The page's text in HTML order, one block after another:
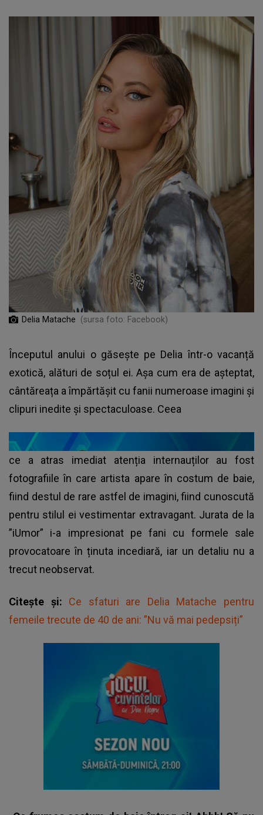
Delia Matache (sursa foto: Facebook)
Începutul anului o găsește pe Delia într-o vacanță
exotică, alături de soțul ei. Așa cum era de așteptat,
cântăreața a împărtășit cu fanii numeroase imagini și
clipuri inedite și spectaculoase. Ceea
ce a atras imediat atenția internauților au fost
fotografiile în care artista apare în costum de baie,
fiind destul de rare astfel de imagini, fiind cunoscută
pentru stilul ei vestimentar extravagant. Jurata de la
”iUmor” i-a impresionat pe fani cu formele sale
provocatoare în ținuta incediară, iar un detaliu nu a
trecut neobservat.
Citește și: Ce sfaturi are Delia Matache pentru
femeile trecute de 40 de ani: ”Nu vă mai pedepsiți”